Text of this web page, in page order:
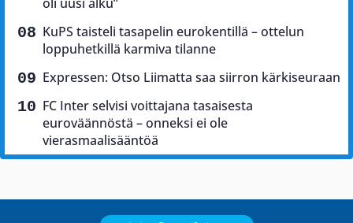
KuPS taisteli tasapelin eurokentillä – ottelun
loppuhetkillä karmiva tilanne
Expressen: Otso Liimatta saa siirron kärkiseuraan
FC Inter selvisi voittajana tasaisesta
euroväännöstä – onneksi ei ole
vierasmaalisääntöä